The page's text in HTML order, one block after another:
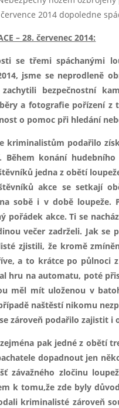
2014 dopoledne
– 28. červenec 2014:
se třemi spáchanými
jsme se neprodleně
zachytili bezpečnostní
a fotografie pořízení z
o pomoc při hledání
kriminalistům podařilo
konání hudebního
jedna z obětí
akce se setkají
sobě i v době loupeže.
pořádek akce. Ti se
večer zadrželi. Jak se
zjistili, že kromě
a to krátce po půlnoci
hru na automatu, poté
měl mít uloženou v
naštěstí nikomu
zároveň podařilo zajistit i
pak jedné z obětí
dopadnout jen
závažného zločinu
k tomu,že zde byly
kriminalisté zároveň